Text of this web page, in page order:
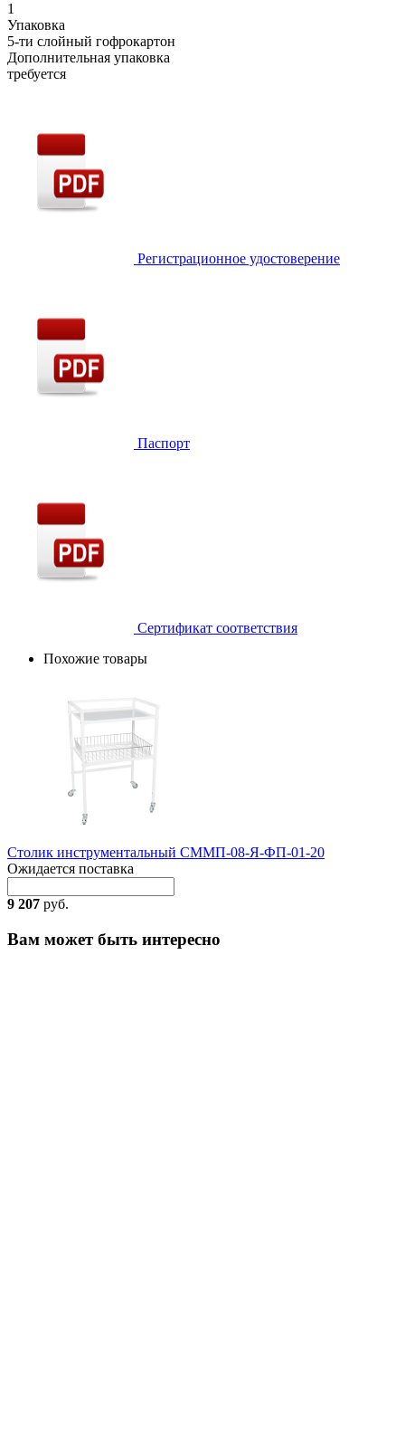
1
Упаковка
5-ти слойный гофрокартон
Дополнительная упаковка
требуется
Регистрационное удостоверение
Паспорт
Сертификат соответствия
Похожие товары
Столик инструментальный СММП-08-Я-ФП-01-20
Ожидается поставка
9 207 руб.
Вам может быть интересно